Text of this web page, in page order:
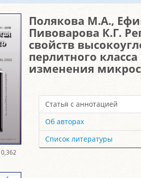
Полякова М.А.,
Пивоварова К.Г.
свойств
перлитного
изменения
Статья с аннотацией
Об авторах
Список литературы